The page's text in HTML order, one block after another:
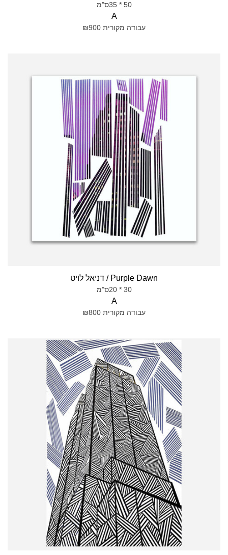
50 * 35ס"מ
A
עבודה מקורית ₪900
Purple Dawn / דניאל לויט
30 * 20ס"מ
A
עבודה מקורית ₪800